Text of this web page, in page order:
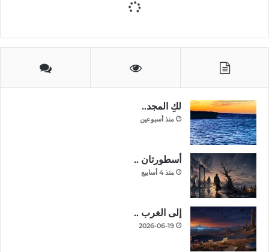
لكِ المجد..
منذ أسبوعين
أسطورتان ..
منذ 4 أسابيع
إلى الغرب ..
2026-06-19